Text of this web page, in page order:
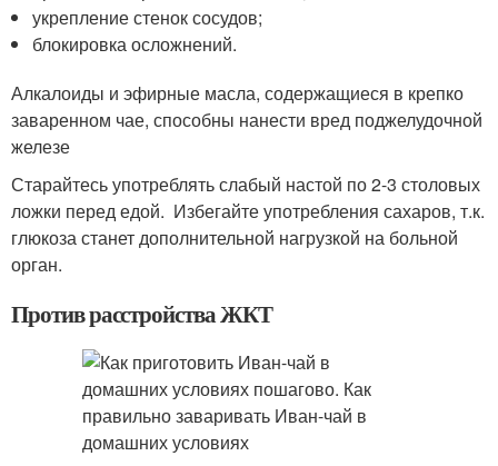
укрепление стенок сосудов;
блокировка осложнений.
Алкалоиды и эфирные масла, содержащиеся в крепко
заваренном чае, способны нанести вред поджелудочной
железе
Старайтесь употреблять слабый настой по 2-3 столовых
ложки перед едой. Избегайте употребления сахаров, т.к.
глюкоза станет дополнительной нагрузкой на больной
орган.
Против расстройства ЖКТ